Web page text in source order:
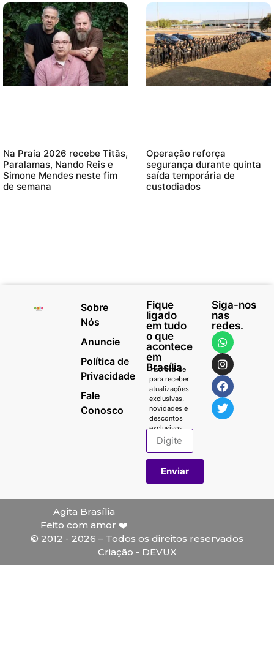
Na Praia 2026 recebe Titãs,
Paralamas, Nando Reis e
Simone Mendes neste fim
de semana
Operação reforça
segurança durante quinta
saída temporária de
custodiados
Sobre
Nós
Anuncie
Política de
Privacidade
Fale
Conosco
Fique
ligado
em tudo
o que
acontece
em
Brasília
Inscreva-se
para receber
atualizações
exclusivas,
novidades e
descontos
exclusivos.
Enviar
Siga-nos
nas
redes.
Agita Brasília
Feito com amor ❤️
© 2012 - 2026 – Todos os direitos reservados
Criação - DEVUX